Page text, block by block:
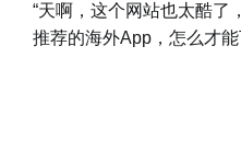
“天啊，这个网站也太酷了
推荐的海外App，怎么才